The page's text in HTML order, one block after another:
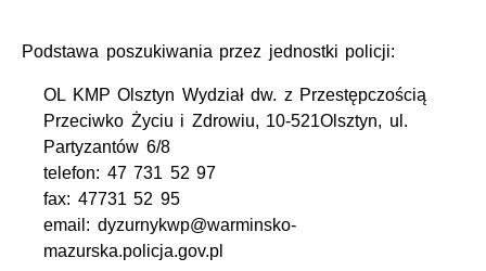
Podstawa poszukiwania przez jednostki policji:
OL KMP Olsztyn Wydział dw. z Przestępczością
Przeciwko Życiu i Zdrowiu, 10-521Olsztyn, ul.
Partyzantów 6/8
telefon: 47 731 52 97
fax: 47731 52 95
email: dyzurnykwp@warminsko-
mazurska.policja.gov.pl